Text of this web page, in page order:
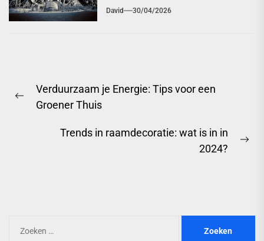
David 30/04/2026
Previous
Verduurzaam je Energie: Tips voor een
Groener Thuis
Trends in raamdecoratie: wat is in in
2024?
naar: